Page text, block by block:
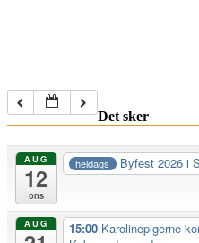
Det sker
AUG
12
ons
heldags Byfest 2026 i
AUG 15:00 Karolinepigerne